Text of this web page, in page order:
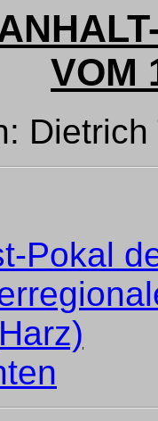
VOM
Pokal